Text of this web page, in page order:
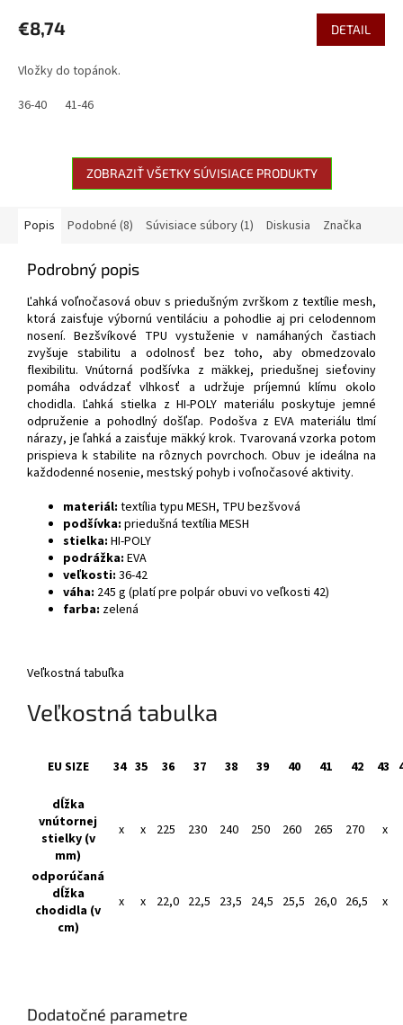
€8,74 DETAIL
Vložky do topánok.
36-40
41-46
ZOBRAZIŤ VŠETKY SÚVISIACE PRODUKTY
Popis Podobné (8) Súvisiace súbory (1) Diskusia Značka
Podrobný popis
Ľahká voľnočasová obuv s priedušným zvrškom z textílie mesh,
ktorá zaisťuje výbornú ventiláciu a pohodlie aj pri celodennom
nosení. Bezšvíkové TPU vystuženie v namáhaných častiach
zvyšuje stabilitu a odolnosť bez toho, aby obmedzovalo
flexibilitu. Vnútorná podšívka z mäkkej, priedušnej sieťoviny
pomáha odvádzať vlhkosť a udržuje príjemnú klímu okolo
chodidla. Ľahká stielka z HI-POLY materiálu poskytuje jemné
odpruženie a pohodlný došľap. Podošva z EVA materiálu tlmí
nárazy, je ľahká a zaisťuje mäkký krok. Tvarovaná vzorka potom
prispieva k stabilite na rôznych povrchoch. Obuv je ideálna na
každodenné nosenie, mestský pohyb i voľnočasové aktivity.
materiál: textília typu MESH, TPU bezšvová
podšívka: priedušná textília MESH
stielka: HI-POLY
podrážka: EVA
veľkosti: 36-42
váha: 245 g (platí pre polpár obuvi vo veľkosti 42)
farba: zelená
Veľkostná tabuľka
Veľkostná tabulka
EU SIZE 34 35 36 37 38 39 40 41 42 43
dĺžka
vnútornej
stielky (v
mm)
x x 225 230 240 250 260 265 270 x
odporúčaná
dĺžka
chodidla (v
cm)
x x 22,0 22,5 23,5 24,5 25,5 26,0 26,5 x
Dodatočné parametre